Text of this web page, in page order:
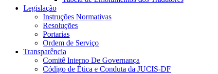
Legislação
Instruções Normativas
Resoluções
Portarias
Ordem de Serviço
Transparência
Comitê Interno De Governança
Código de Ética e Conduta da JUCIS-DF